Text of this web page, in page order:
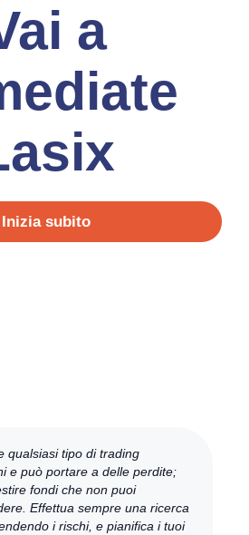
a
Inizia subito
qualsiasi tipo di trading
e può portare a delle perdite;
fondi che non puoi
Effettua sempre una ricerca
i rischi, e pianifica i tuoi